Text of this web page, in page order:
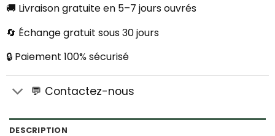
🚚 Livraison gratuite en 5–7 jours ouvrés
🔄 Échange gratuit sous 30 jours
🔒 Paiement 100% sécurisé
💬 Contactez-nous
DESCRIPTION